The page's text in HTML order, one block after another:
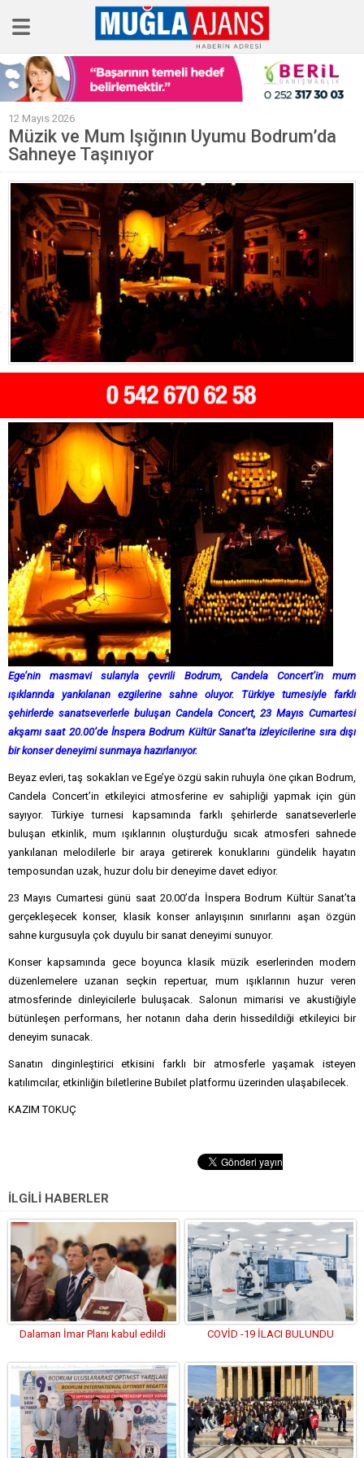
Ana Sayfa
Tüm Haberler
Köşe Yazıları
Sağlık
Magazin
Künye
12 Mayıs 2026
Müzik ve Mum Işığının Uyumu Bodrum’da
Sahneye Taşınıyor
Ege’nin masmavi sularıyla çevrili Bodrum, Candela Concert’in mum
ışıklarında yankılanan ezgilerine sahne oluyor. Türkiye turnesiyle farklı
şehirlerde sanatseverlerle buluşan Candela Concert, 23 Mayıs Cumartesi
akşamı saat 20.00’de İnspera Bodrum Kültür Sanat’ta izleyicilerine sıra dışı
bir konser deneyimi sunmaya hazırlanıyor.
Beyaz evleri, taş sokakları ve Ege’ye özgü sakin ruhuyla öne çıkan Bodrum,
Candela Concert’in etkileyici atmosferine ev sahipliği yapmak için gün
sayıyor. Türkiye turnesi kapsamında farklı şehirlerde sanatseverlerle
buluşan etkinlik, mum ışıklarının oluşturduğu sıcak atmosferi sahnede
yankılanan melodilerle bir araya getirerek konuklarını gündelik hayatın
temposundan uzak, huzur dolu bir deneyime davet ediyor.
23 Mayıs Cumartesi günü saat 20.00’da İnspera Bodrum Kültür Sanat’ta
gerçekleşecek konser, klasik konser anlayışının sınırlarını aşan özgün
sahne kurgusuyla çok duyulu bir sanat deneyimi sunuyor.
Konser kapsamında gece boyunca klasik müzik eserlerinden modern
düzenlemelere uzanan seçkin repertuar, mum ışıklarının huzur veren
atmosferinde dinleyicilerle buluşacak. Salonun mimarisi ve akustiğiyle
bütünleşen performans, her notanın daha derin hissedildiği etkileyici bir
deneyim sunacak.
Sanatın dinginleştirici etkisini farklı bir atmosferle yaşamak isteyen
katılımcılar, etkinliğin biletlerine Bubilet platformu üzerinden ulaşabilecek.
KAZIM TOKUÇ
İLGİLİ HABERLER
Dalaman İmar Planı kabul edildi COVİD -19 İLACI BULUNDU